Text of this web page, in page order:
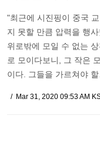
"최근에 시진핑이 중국
지 못할 만큼 압력을 행
위로밖에 모일 수 없는
로 모이다보니, 그 작은
이다. 그들을 가르쳐야
Mar 31, 2020 09:53 AM